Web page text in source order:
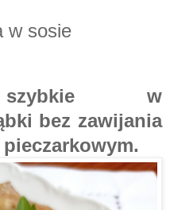
w sosie
szybkie w
bez zawijania